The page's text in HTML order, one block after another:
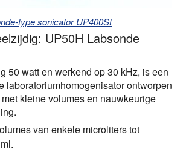
type sonicator UP400St
UP50H Labsonde
50 watt en werkend op 30 kHz, is een
laboratoriumhomogenisator ontworpen
kleine volumes en nauwkeurige
van enkele microliters tot